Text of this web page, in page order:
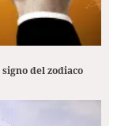
del zodiaco